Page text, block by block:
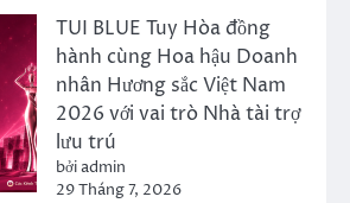
TUI BLUE Tuy Hòa đồng
hành cùng Hoa hậu Doanh
nhân Hương sắc Việt Nam
2026 với vai trò Nhà tài trợ
lưu trú
bởi admin
29 Tháng 7, 2026